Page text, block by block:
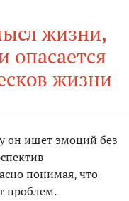
жизни,
опасается
жизни
он ищет эмоций без
понимая, что
проблем.